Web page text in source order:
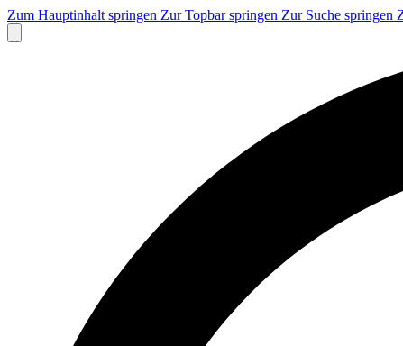
Zum Hauptinhalt springen Zur Topbar springen Zur Suche springen